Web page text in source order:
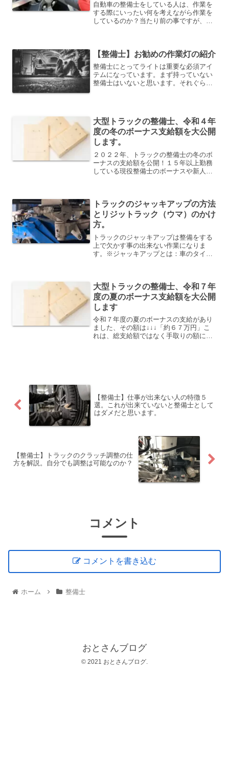
自動車の整備士をしている人は、作業を
する際にいったい何を考えながら作業を
しているのか？当たり前の事ですが、作
ら作業を進めていきますし...
【整備士】お勧めの作業灯の紹介
整備士にとってライトは重要な必須アイ
テムになっています。まず持っていない
整備士はいないと思います。それぐらい
これが無いと全く仕事がで...
大型トラックの整備士、令和４年
度の冬のボーナス支給額を大公開
します。
２０２２年、トラックの整備士の冬のボ
ーナスの支給額を公開！１５年以上勤務
している現役整備士のボーナスや新人・
トラックのジャッキアップの方法
とリジットラック（ウマ）のかけ
方。
トラックのジャッキアップは整備をする
上で欠かす事の出来ない作業になりま
す。※ジャッキアップとは：車のタイヤ
ッキのかける位置さえ間違わ...
大型トラックの整備士、令和７年
度の夏のボーナス支給額を大公開
します
令和７年度の夏のボーナスの支給があり
ました、その額は↓↓↓「約６７万円」こ
れは、総支給額ではなく手取りの額にな
【整備士】仕事が出来ない人の特徴５
選。これが出来ていないと整備士として
はダメだと思います。
【整備士】トラックのクラッチ調整の仕
方を解説。自分でも調整は可能なのか？
コメント
コメントを書き込む
ホーム 整備士
おとさんブログ
© 2021 おとさんブログ.